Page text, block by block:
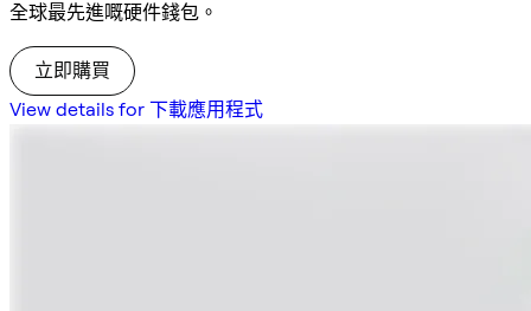
全球最先進嘅硬件錢包。
立即購買
View details for 下載應用程式